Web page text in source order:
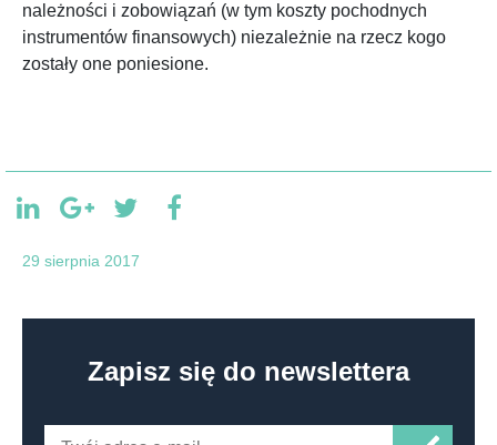
należności i zobowiązań (w tym koszty pochodnych
instrumentów finansowych) niezależnie na rzecz kogo
zostały one poniesione.
29 sierpnia 2017
Zapisz się do newslettera